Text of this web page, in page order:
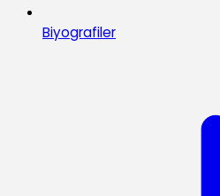
Biyografiler